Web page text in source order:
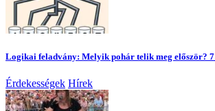
Logikai feladvány: Melyik pohár telik meg először?
Érdekességek Hírek